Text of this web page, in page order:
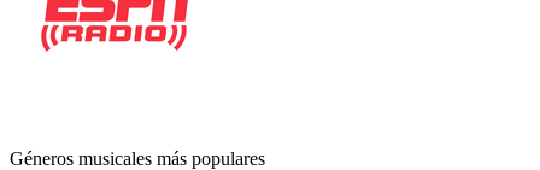
Géneros musicales más populares